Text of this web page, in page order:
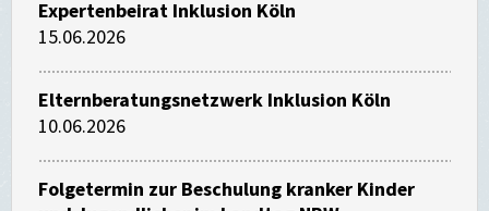
Expertenbeirat Inklusion Köln
15.06.2026
Elternberatungsnetzwerk Inklusion Köln
10.06.2026
Folgetermin zur Beschulung kranker Kinder